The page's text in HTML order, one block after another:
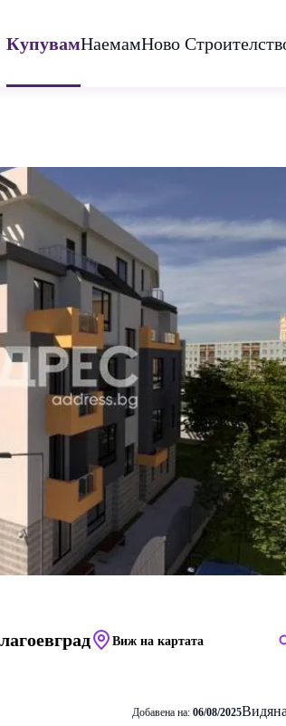
КупувамНаемамНово
Виж на картата
Добавена на: 06/08/2025Видяна